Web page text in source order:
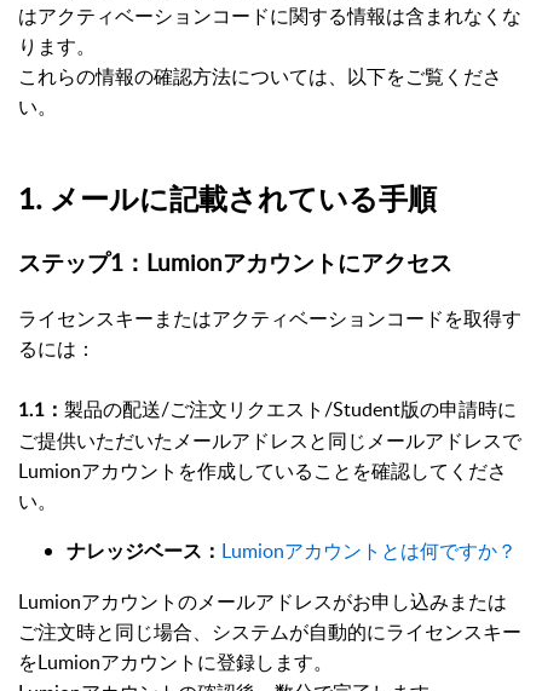
はアクティベーションコードに関する情報は含まれなくな
ります。
これらの情報の確認方法については、以下をご覧くださ
い。
1. メールに記載されている手順
ステップ1：Lumionアカウントにアクセス
ライセンスキーまたはアクティベーションコードを取得す
るには：
1.1： 製品の配送/ご注文リクエスト/Student版の申請時に
ご提供いただいたメールアドレスと同じメールアドレスで
Lumionアカウントを作成していることを確認してくださ
い。
ナレッジベース： Lumionアカウントとは何ですか？
Lumionアカウントのメールアドレスがお申し込みまたは
ご注文時と同じ場合、システムが自動的にライセンスキー
をLumionアカウントに登録します。